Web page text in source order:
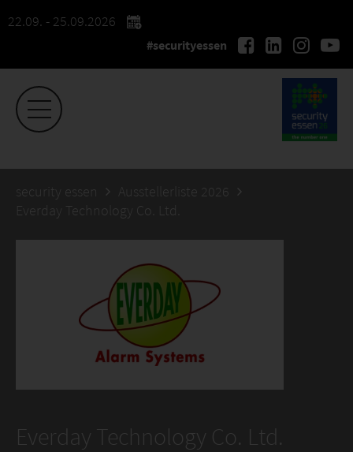
22.09. - 25.09.2026
#securityessen
security essen
Ausstellerliste 2026
Everday Technology Co. Ltd.
Everday Technology Co. Ltd.